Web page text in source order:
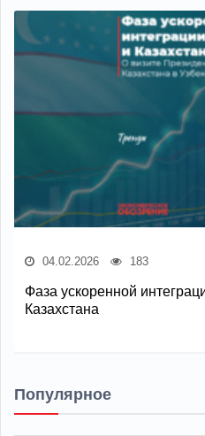
04.02.2026 183
Фаза ускоренной
Казахстана
Популярное